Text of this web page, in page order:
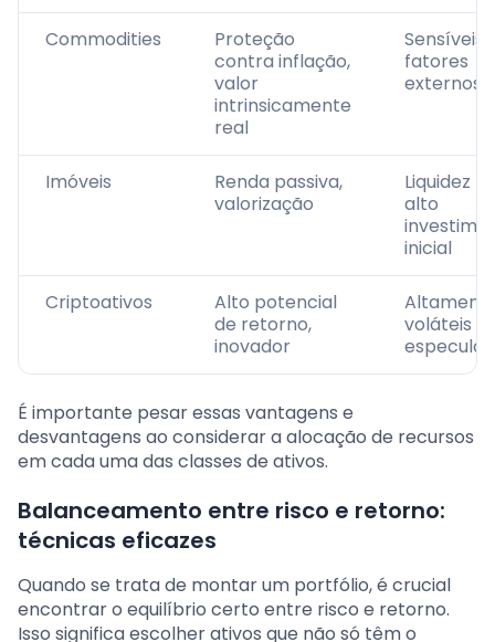
Commodities
Proteção
contra inflação,
valor
intrinsicamente
real
Sensíveis
fatores
externos
Imóveis
Renda passiva,
valorização
Liquidez
alto
inicial
Criptoativos
Alto potencial
de retorno,
inovador
voláteis e
É importante pesar essas vantagens e
desvantagens ao considerar a alocação de recursos
em cada uma das classes de ativos.
Balanceamento entre risco e retorno:
técnicas eficazes
Quando se trata de montar um portfólio, é crucial
encontrar o equilíbrio certo entre risco e retorno.
Isso significa escolher ativos que não só têm o